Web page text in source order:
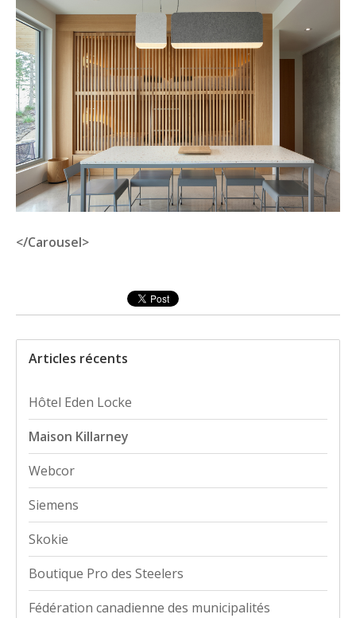
</Carousel>
Articles récents
Hôtel Eden Locke
Maison Killarney
Webcor
Siemens
Skokie
Boutique Pro des Steelers
Fédération canadienne des municipalités